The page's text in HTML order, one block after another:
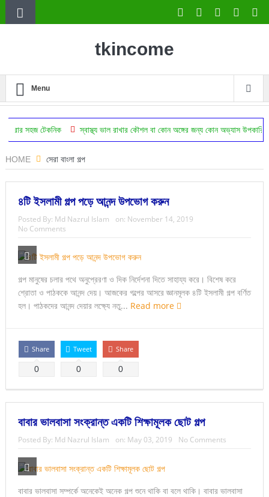
tkincome
Menu
স্বাস্থ্য ভাল রাখার কৌশল বা কোন অঙ্গের জন্য কোন অভ্যাস উপকারি ঔষধ
HOME সেরা বাংলা গল্প
৪টি ইসলামী গল্প পড়ে আনন্দ উপভোগ করুন
Posted By: Md Nazrul Islam on: November 14, 2019
No Comments
গল্প মানুষের চলার পথে অনুপ্রেরণা ও দিক নির্দেশনা দিতে সাহায্য করে। বিশেষ করে
শ্রোতা ও পাঠককে আনন্দ দেয়। আজকের গল্পের আসরে জ্ঞানমূলক ৪টি ইসলামী গল্প বর্ণিত
হল। পাঠকদের আনন্দ দেয়ার লক্ষ্যে নতু... Read more
Share
0
Tweet
0
Share
0
বাবার ভালবাসা সংক্রান্ত একটি শিক্ষামূলক ছোট গল্প
Posted By: Md Nazrul Islam on: May 03, 2019 No Comments
বাবার ভালবাসা সম্পর্কে অনেকেই অনেক গল্প শুনে থাকি বা বলে থাকি। বাবার ভালবাসা